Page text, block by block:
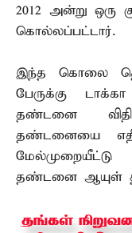
2012 அன்று ஒரு
கொல்லப்பட்டார்.
இந்த கொலை
பேருக்கு
தண்டனை
தண்டனையை
தண்டனை ஆயுள்